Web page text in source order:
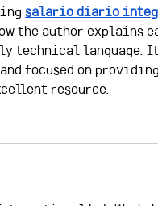
salario diario
the author explains
technical
focused on
resource.